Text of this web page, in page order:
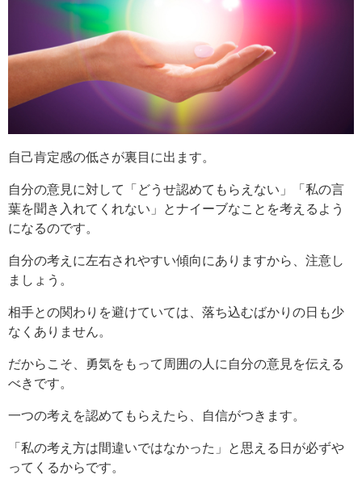
自己肯定感の低さが裏目に出ます。
自分の意見に対して「どうせ認めてもらえない」「私の言
葉を聞き入れてくれない」とナイーブなことを考えるよう
になるのです。
自分の考えに左右されやすい傾向にありますから、注意し
ましょう。
相手との関わりを避けていては、落ち込むばかりの日も少
なくありません。
だからこそ、勇気をもって周囲の人に自分の意見を伝える
べきです。
一つの考えを認めてもらえたら、自信がつきます。
「私の考え方は間違いではなかった」と思える日が必ずや
ってくるからです。